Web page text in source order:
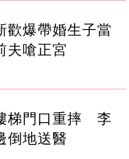
歡爆帶婚生子當
夫嗆正宮
梯門口重摔 李
倒地送醫